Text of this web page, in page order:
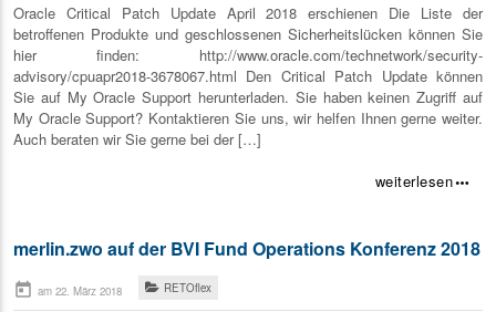
Oracle Critical Patch Update April 2018 erschienen Die Liste der
betroffenen Produkte und geschlossenen Sicherheitslücken können Sie
hier finden: http://www.oracle.com/technetwork/security-
advisory/cpuapr2018-3678067.html Den Critical Patch Update können
Sie auf My Oracle Support herunterladen. Sie haben keinen Zugriff auf
My Oracle Support? Kontaktieren Sie uns, wir helfen Ihnen gerne weiter.
Auch beraten wir Sie gerne bei der […]
weiterlesenmore_horiz
merlin.zwo auf der BVI Fund Operations Konferenz 2018
today am 22. März 2018 RETOflex